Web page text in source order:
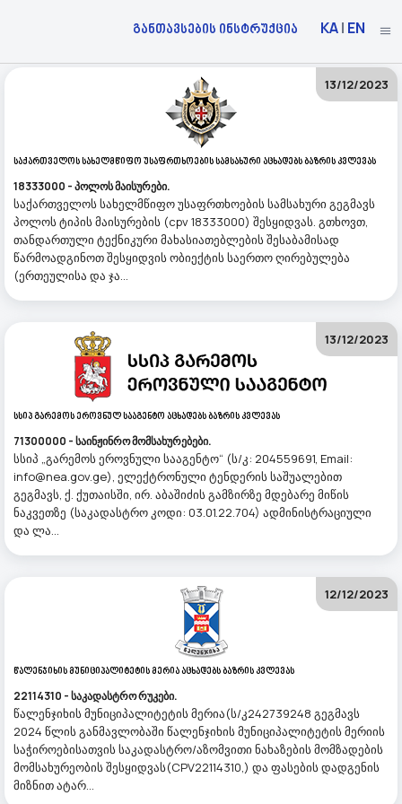
განთავსების ინსტრუქცია KA| EN
Საქართველოს Სახელმწიფო Უსაფრთხოების Სამსახური Აცხადებს Ბაზრის Კვლევას
18333000 - პოლოს მაისურები.
13/12/2023
საქართველოს სახელმწიფო უსაფრთხოების სამსახური გეგმავს
პოლოს ტიპის მაისურების (cpv 18333000) შესყიდვას. გთხოვთ,
თანდართული ტექნიკური მახასიათებლების შესაბამისად
წარმოადგინოთ შესყიდვის ობიექტის საერთო ღირებულება
(ერთეულისა და ჯა...
Სსიპ Გარემოს Ეროვნულ Სააგენტო Აცხადებს Ბაზრის Კვლევას
71300000 - საინჟინრო მომსახურებები.
13/12/2023
სსიპ „გარემოს ეროვნული სააგენტო“ (ს/კ: 204559691, Email:
info@nea.gov.ge), ელექტრონული ტენდერის საშუალებით
გეგმავს, ქ. ქუთაისში, ირ. აბაშიძის გამზირზე მდებარე მიწის
ნაკვეთზე (საკადასტრო კოდი: 03.01.22.704) ადმინისტრაციული
და ლა...
Წალენჯიხის Მუნიციპალიტეტის Მერია Აცხადებს Ბაზრის Კვლევას
22114310 - საკადასტრო რუკები.
12/12/2023
წალენჯიხის მუნიციპალიტეტის მერია(ს/კ242739248 გეგმავს
2024 წლის განმავლობაში წალენჯიხის მუნიციპალიტეტის მერიის
საჭიროებისათვის საკადასტრო/აზომვითი ნახაზების მომზადების
მომსახურეობის შესყიდვას(CPV22114310,) და ფასების დადგენის
მიზნით ატარ...